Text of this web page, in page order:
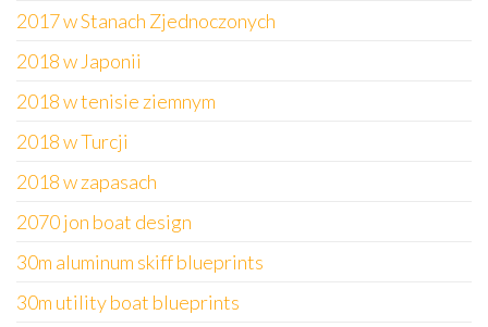
2017 w Stanach Zjednoczonych
2018 w Japonii
2018 w tenisie ziemnym
2018 w Turcji
2018 w zapasach
2070 jon boat design
30m aluminum skiff blueprints
30m utility boat blueprints